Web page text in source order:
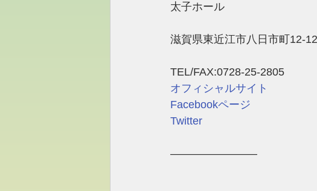
太子ホール
滋賀県東近江市八日市町12-12
TEL/FAX:0728-25-2805
オフィシャルサイト
Facebookページ
Twitter
――――――――